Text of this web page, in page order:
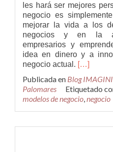
les hará ser mejores
negocio es
mejorar la vida a los
negocios y en la
empresarios y
idea en dinero y a
negocio actual. Leer
de
impartir
una
[…]
Publicada en Blog
Palomares
Etiquetado
modelos de negocio,negocio